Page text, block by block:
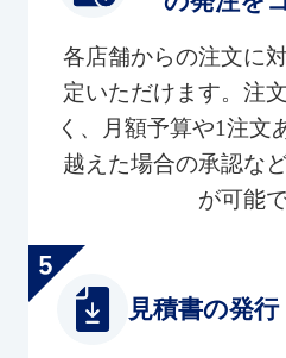
各店舗からの注文に
定いただけます。注
く、月額予算や1注文
越えた場合の承認な
が可能で
見積書の発行